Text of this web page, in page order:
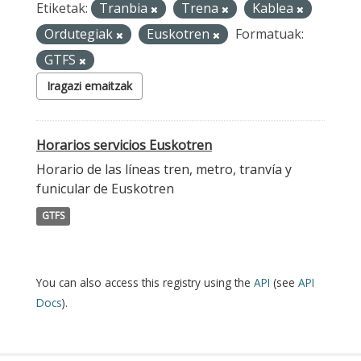
Etiketak: Tranbia Trena
Kablea
Ordutegiak
Euskotren
Formatuak:
GTFS
Iragazi emaitzak
Horarios servicios Euskotren
Horario de las líneas tren, metro, tranvía y
funicular de Euskotren
GTFS
You can also access this registry using the API (see API
Docs).